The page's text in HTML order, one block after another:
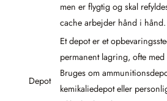
men er flygtig og skal
cache arbejder hånd i hånd.
Depot
Et depot er et
permanent lagring, ofte
Bruges om
kemikaliedepot eller